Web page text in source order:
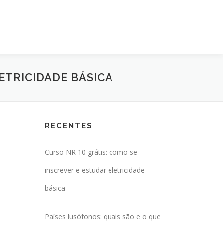
BÁSICA
RECENTES
Curso NR 10 grátis: como se
inscrever e estudar eletricidade
básica
Países lusófonos: quais são e o que